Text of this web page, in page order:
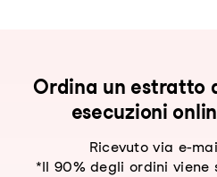
Ordina un estratto
esecuzioni
Ricevuto via e-
*Il 90% degli ordini viene